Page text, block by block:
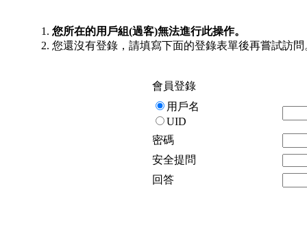
您所在的用戶組(過客)無法進行此操作。
您還沒有登錄，請填寫下面的登錄表單後再嘗試訪問
會員登錄
用戶名
UID
密碼
安全提問
回答